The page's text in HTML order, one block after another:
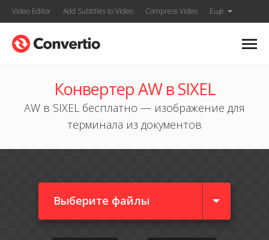
Video Editor Add Subtitles to Video Compress Video Ещё
Конвертер AW в SIXEL
AW в SIXEL бесплатно — изображение для
терминала из документов
Выберите файлы